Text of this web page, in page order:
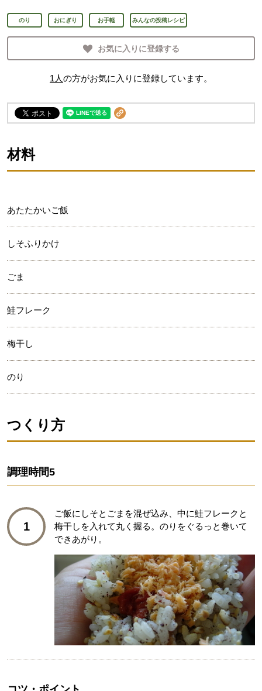
のり おにぎり お手軽 みんなの投稿レシピ
お気に入りに登録する
1 人の方がお気に入りに登録しています。
材料
あたたかいご飯
しそふりかけ
ごま
鮭フレーク
梅干し
のり
つくり方
調理時間5
1
ご飯にしそとごまを混ぜ込み、中に鮭フレークと
梅干しを入れて丸く握る。のりをぐるっと巻いて
できあがり。